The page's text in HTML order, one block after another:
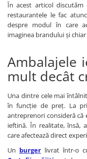
În acest articol discutăm
restaurantele le fac
despre modul în care
imaginea brandului și
Ambalajele
mult decât
Una dintre cele mai
în funcție de preț. La
antreprenori consideră că
ieftină. În realitate, însă,
care afectează direct
Un burgerlivrat într-o